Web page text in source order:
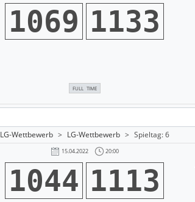
1069 1133
FULL TIME
LG-Wettbewerb > LG-Wettbewerb > Spieltag: 6
15.04.2022 20:00
1044 1113